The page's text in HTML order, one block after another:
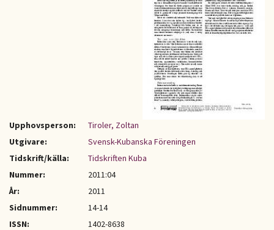
Upphovsperson:
Tiroler, Zoltan
Utgivare:
Svensk-Kubanska Föreningen
Tidskrift/källa:
Tidskriften Kuba
Nummer:
2011:04
År:
2011
Sidnummer:
14-14
ISSN:
1402-8638